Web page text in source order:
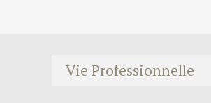
Vie Professionnelle